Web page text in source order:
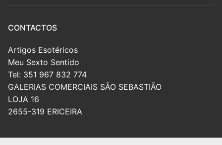
CONTACTOS
Artigos Esotéricos
Meu Sexto Sentido
Tel: 351 967 832 774
GALERIAS COMERCIAIS SÃO SEBASTIÃO
LOJA 16
2655-319 ERICEIRA